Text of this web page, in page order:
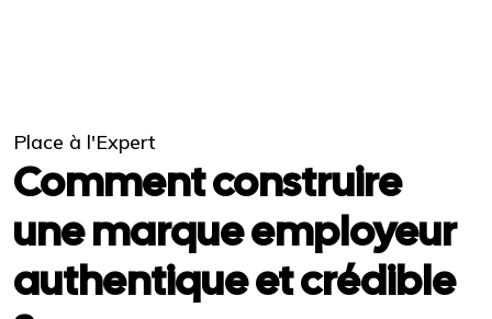
Place à l'Expert
Comment construire
une marque employeur
authentique et crédible